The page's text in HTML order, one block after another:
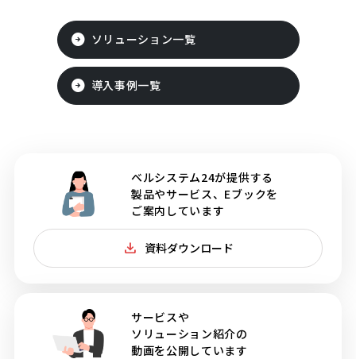
ソリューション一覧
導入事例一覧
ベルシステム24が提供する
製品やサービス、Eブックを
ご案内しています
資料ダウンロード
サービスや
ソリューション紹介の
動画を公開しています